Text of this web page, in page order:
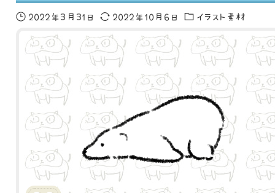
2022年3月31日 2022年10月6日 イラスト素材